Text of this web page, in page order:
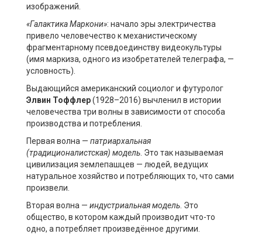
изображений.
«Галактика Маркони»: начало эры электричества
привело человечество к механистическому
фрагментарному псевдоединству видеокультуры
(имя маркиза, одного из изобретателей телеграфа, —
условность).
Выдающийся американский социолог и футуролог
Элвин Тоффлер(1928–2016) вычленил в истории
человечества три волны в зависимости от способа
производства и потребления.
Первая волна — патриархальная
(традиционалистская) модель . Это так называемая
цивилизация землепашцев — людей, ведущих
натуральное хозяйство и потребляющих то, что сами
произвели.
Вторая волна — индустриальная модель . Это
общество, в котором каждый производит что-то
одно, а потребляет произведённое другими.